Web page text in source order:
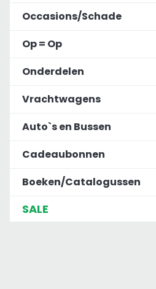
Occasions/Schade
Op = Op
Onderdelen
Vrachtwagens
Auto`s en Bussen
Cadeaubonnen
Boeken/Catalogussen
SALE